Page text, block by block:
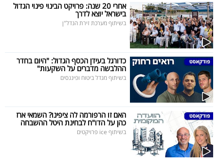
אחרי 20 שנה: פרויקט הבינוי פינוי הגדול
בישראל יוצא לדרך
בשיתוף מערכת זירת הנדל"ן
כדורגל בעידן הכסף הגדול: "היום בחדר
ההלבשה מדברים על השקעות"
בשיתוף מגדל ביטוח ופיננסים
האם זו הרפורמה לה ציפינו? השמאי ארז
כהן על הדו"ח לבחינת היטל ההשבחה
בשיתוף ice פרויקטים